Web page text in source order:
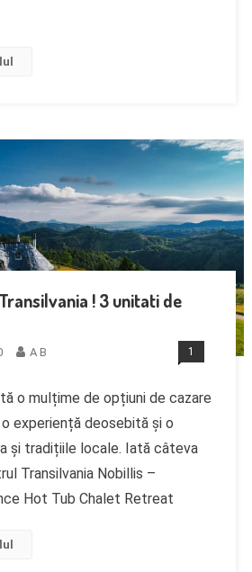
! 3 unitati de
A B 1
o mulțime de opțiuni de cazare
experiență deosebită și o
și tradițiile locale. Iată câteva
Transilvania Nobillis –
Hot Tub Chalet Retreat